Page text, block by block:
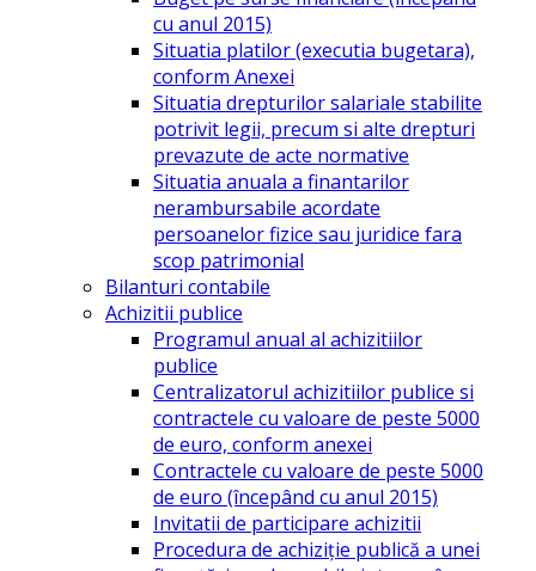
cu anul 2015)
Situatia platilor (executia bugetara),
conform Anexei
Situatia drepturilor salariale stabilite
potrivit legii, precum si alte drepturi
prevazute de acte normative
Situatia anuala a finantarilor
nerambursabile acordate
persoanelor fizice sau juridice fara
scop patrimonial
Bilanturi contabile
Achizitii publice
Programul anual al achizitiilor
publice
Centralizatorul achizitiilor publice si
contractele cu valoare de peste 5000
de euro, conform anexei
Contractele cu valoare de peste 5000
de euro (începând cu anul 2015)
Invitatii de participare achizitii
Procedura de achiziție publică a unei